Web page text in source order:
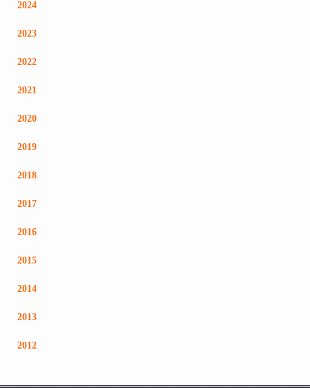
2024
2023
2022
2021
2020
2019
2018
2017
2016
2015
2014
2013
2012